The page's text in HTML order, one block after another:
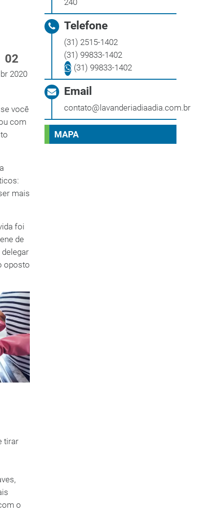
02
2020
você
com
mais
foi
de
oposto
tirar
o
240
Telefone
(31) 2515-1402
(31) 99833-1402
(31) 99833-1402
Email
contato@lavanderiadiaadia.com.br
MAPA